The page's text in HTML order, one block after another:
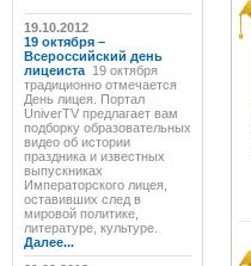
19.10.2012
19 октября –
Всероссийский день
лицеиста 19 октября
традиционно отмечается
День лицея. Портал
UniverTV предлагает вам
подборку образовательных
видео об истории
праздника и известных
выпускниках
Императорского лицея,
оставивших след в
мировой политике,
литературе, культуре.
Далее...